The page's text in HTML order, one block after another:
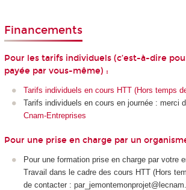
Financements
Pour les tarifs individuels (c’est-à-dire
payée par vous-même) :
Tarifs individuels en cours HTT (Hors temps
Tarifs individuels en cours en journée : merci
Cnam-Entreprises
Pour une prise en charge par un
Pour une formation prise en charge par votre
Travail dans le cadre des cours HTT (Hors
de contacter :